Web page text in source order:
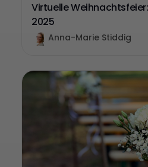
Virtuelle
2025
Anna-Marie Stiddig